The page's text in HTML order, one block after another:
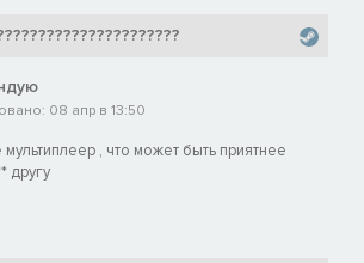
08 апр в 13:50
, что может быть приятнее
другу